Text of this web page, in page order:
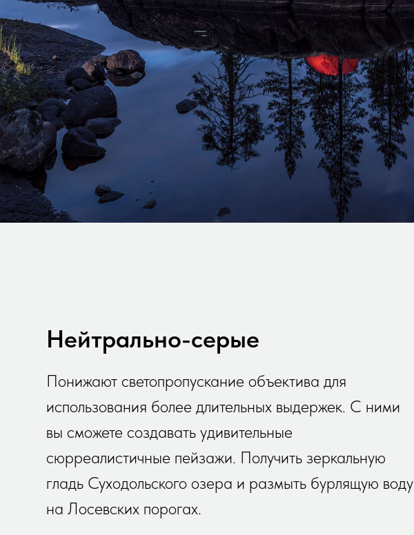
Нейтрально-серые
Понижают светопропускание объектива для
использования более длительных выдержек. С ними
вы сможете создавать удивительные
сюрреалистичные пейзажи. Получить зеркальную
гладь Суходольского озера и размыть бурлящую воду
на Лосевских порогах.